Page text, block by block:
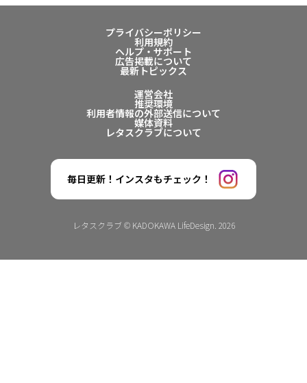
プライバシーポリシー
利用規約
ヘルプ・サポート
広告掲載について
最新トピックス
運営会社
推奨環境
利用者情報の外部送信について
媒体資料
レタスクラブについて
毎日更新！インスタもチェック！
レタスクラブ © KADOKAWA LifeDesign. 2026